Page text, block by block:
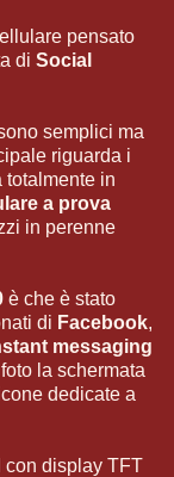
pensato
di Social
semplici ma
riguarda i
totalmente in
a prova
in perenne
è che è stato
di Facebook,
messaging
la schermata
dedicate a
con display TFT